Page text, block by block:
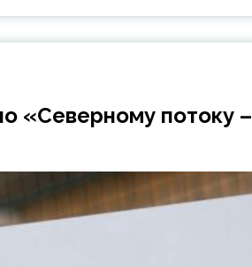
«Северному потоку